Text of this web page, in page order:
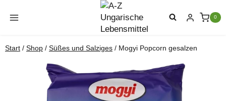
Inhalt
0
Start / Shop / Süßes und Salziges / Mogyi Popcorn gesalzen